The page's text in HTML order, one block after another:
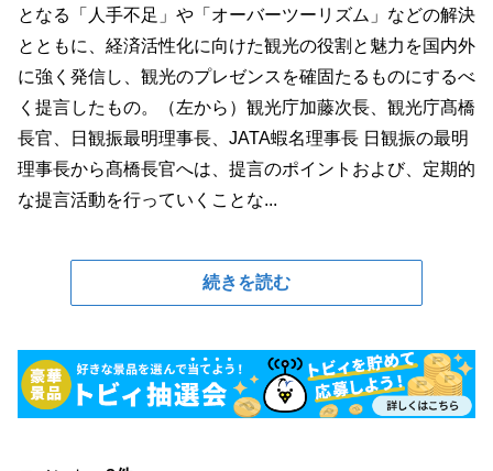
となる「人手不足」や「オーバーツーリズム」などの解決
とともに、経済活性化に向けた観光の役割と魅力を国内外
に強く発信し、観光のプレゼンスを確固たるものにするべ
く提言したもの。（左から）観光庁加藤次長、観光庁髙橋
長官、日観振最明理事長、JATA蝦名理事長 日観振の最明
理事長から髙橋長官へは、提言のポイントおよび、定期的
な提言活動を行っていくことな...
続きを読む